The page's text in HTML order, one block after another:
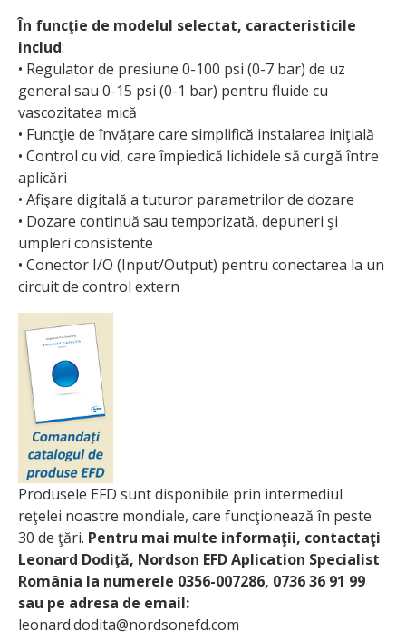
În funcţie de modelul selectat, caracteristicile
includ:
• Regulator de presiune 0-100 psi (0-7 bar) de uz
general sau 0-15 psi (0-1 bar) pentru fluide cu
vascozitatea mică
• Funcţie de învăţare care simplifică instalarea iniţială
• Control cu vid, care împiedică lichidele să curgă între
aplicări
• Afişare digitală a tuturor parametrilor de dozare
• Dozare continuă sau temporizată, depuneri şi
umpleri consistente
• Conector I/O (Input/Output) pentru conectarea la un
circuit de control extern
Produsele EFD sunt disponibile prin intermediul
reţelei noastre mondiale, care funcţionează în peste
30 de ţări. Pentru mai multe informaţii, contactaţi
Leonard Dodiţă, Nordson EFD Aplication Specialist
România la numerele 0356-007286, 0736 36 91 99
sau pe adresa de email:
leonard.dodita@nordsonefd.com